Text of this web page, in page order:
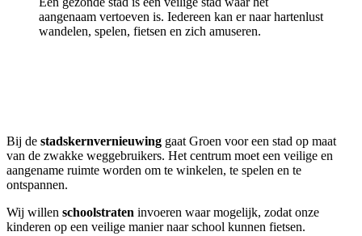
aangenaam vertoeven is. Iedereen kan er naar hartenlust
wandelen, spelen, fietsen en zich amuseren.
Bij de stadskernvernieuwing gaat Groen voor een stad op maat
van de zwakke weggebruikers. Het centrum moet een veilige en
aangename ruimte worden om te winkelen, te spelen en te
ontspannen.
Wij willen schoolstraten invoeren waar mogelijk, zodat onze
kinderen op een veilige manier naar school kunnen fietsen.